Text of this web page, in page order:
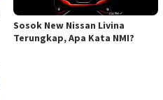
Sosok New Nissan Livina
Terungkap, Apa Kata NMI?